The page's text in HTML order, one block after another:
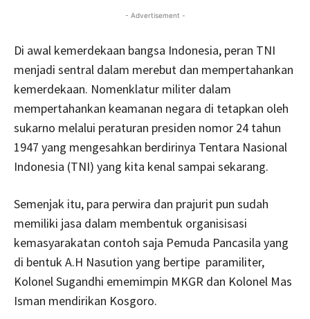
- Advertisement -
Di awal kemerdekaan bangsa Indonesia, peran TNI
menjadi sentral dalam merebut dan mempertahankan
kemerdekaan. Nomenklatur militer dalam
mempertahankan keamanan negara di tetapkan oleh
sukarno melalui peraturan presiden nomor 24 tahun
1947 yang mengesahkan berdirinya Tentara Nasional
Indonesia (TNI) yang kita kenal sampai sekarang.
Semenjak itu, para perwira dan prajurit pun sudah
memiliki jasa dalam membentuk organisisasi
kemasyarakatan contoh saja Pemuda Pancasila yang
di bentuk A.H Nasution yang bertipe paramiliter,
Kolonel Sugandhi ememimpin MKGR dan Kolonel Mas
Isman mendirikan Kosgoro.